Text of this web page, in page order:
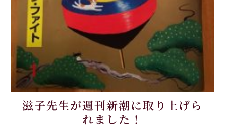
滋子先生が週刊新潮に取り上げら
れました！